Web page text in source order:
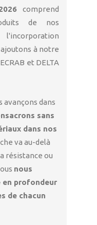
comprend
de nos
à notre
et DELTA
avançons dans
sans
dans nos
va au-delà
résistance ou
nous
en profondeur
de chacun